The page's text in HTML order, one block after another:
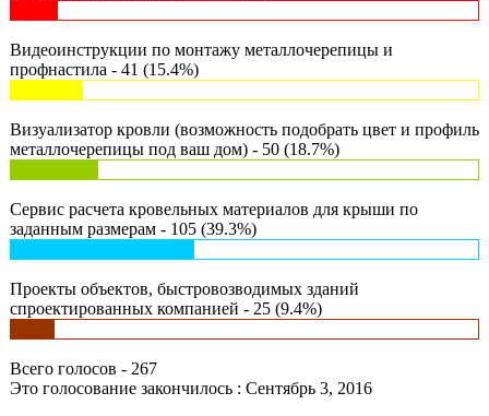
Видеоинструкции по монтажу металлочерепицы и
профнастила - 41 (15.4%)
Визуализатор кровли (возможность подобрать цвет и профиль
металлочерепицы под ваш дом) - 50 (18.7%)
Сервис расчета кровельных материалов для крыши по
заданным размерам - 105 (39.3%)
Проекты объектов, быстровозводимых зданий
спроектированных компанией - 25 (9.4%)
Всего голосов - 267
Это голосование закончилось : Сентябрь 3, 2016